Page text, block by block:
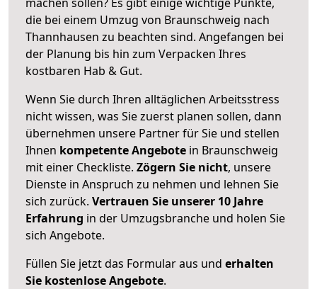
die bei einem Umzug von Braunschweig nach
Thannhausen zu beachten sind. Angefangen bei
der Planung bis hin zum Verpacken Ihres
kostbaren Hab & Gut.
Wenn Sie durch Ihren alltäglichen Arbeitsstress
nicht wissen, was Sie zuerst planen sollen, dann
übernehmen unsere Partner für Sie und stellen
Ihnen kompetente Angebote in Braunschweig
mit einer Checkliste. Zögern Sie nicht, unsere
Dienste in Anspruch zu nehmen und lehnen Sie
sich zurück. Vertrauen Sie unserer 10 Jahre
Erfahrung in der Umzugsbranche und holen Sie
sich Angebote.
Füllen Sie jetzt das Formular aus und erhalten
Sie kostenlose Angebote.